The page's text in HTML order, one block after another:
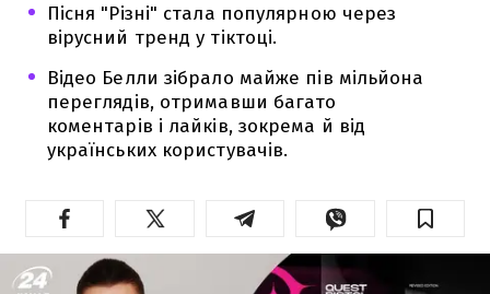
Пісня "Різні" стала популярною через
вірусний тренд у тіктоці.
Відео Белли зібрало майже пів мільйона
переглядів, отримавши багато
коментарів і лайків, зокрема й від
українських користувачів.